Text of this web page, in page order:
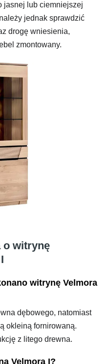
jasnej lub ciemniejszej
jednak sprawdzić
drogę wniesienia,
zmontowany.
o witrynę
witrynę Velmora
dębowego, natomiast
okleiną fornirowaną.
z litego drewna.
Velmora I?